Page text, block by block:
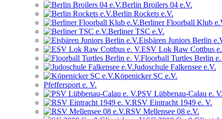
Berlin Broilers 04 e.V.
Berlin Rockets e.V.
Berliner Floorball Klub
Berliner TSC e.V.
Eisbären Juniors Berlin
ESV Lok Raw Cottbus
Floorball Turtles Berlin
Judoschule Falkensee e.V.
Köpenicker SC e.V.
Pfeffersport e. V.
PSV Lübbenau-Calau e. V.
RSV Eintracht 1949 e. V.
RSV Mellensee 08 e.V.